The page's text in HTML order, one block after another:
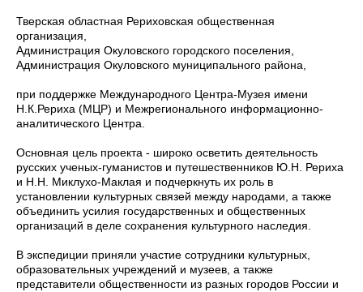
Тверская областная Рериховская общественная
организация,
Администрация Окуловского городского поселения,
Администрация Окуловского муниципального района,
при поддержке Международного Центра-Музея имени
Н.К.Рериха (МЦР) и Межрегионального информационно-
аналитического Центра.
Основная цель проекта - широко осветить деятельность
русских ученых-гуманистов и путешественников Ю.Н. Рериха
и Н.Н. Миклухо-Маклая и подчеркнуть их роль в
установлении культурных связей между народами, а также
объединить усилия государственных и общественных
организаций в деле сохранения культурного наследия.
В экспедиции приняли участие сотрудники культурных,
образовательных учреждений и музеев, а также
представители общественности из разных городов России и